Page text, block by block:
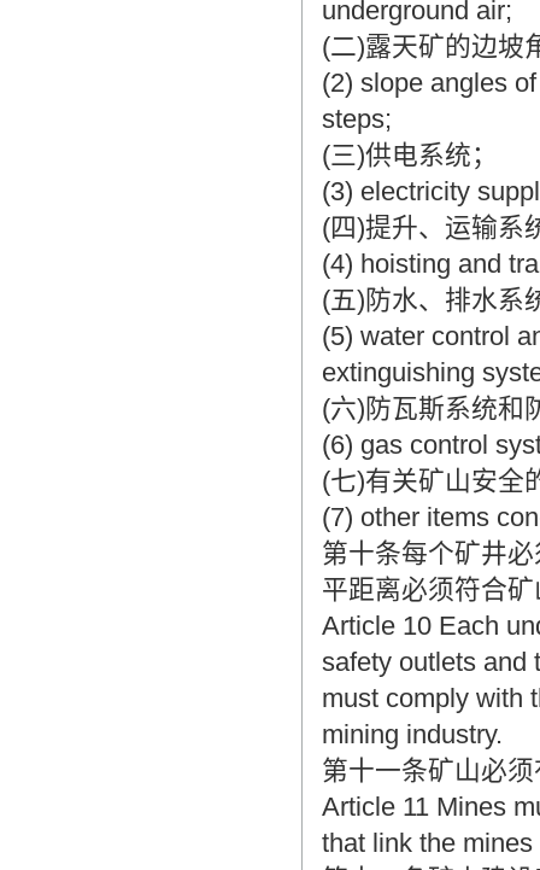
underground air;
(二)露天矿的边坡
(2) slope angles
steps;
(三)供电系统；
(3) electricity
(四)提升、运输系
(4) hoisting and
(五)防水、排水系
(5) water control
extinguishing
(六)防瓦斯系统和
(6) gas control
(七)有关矿山安全
(7) other items
第十条每个矿井
平距离必须符合
Article 10 Each
safety outlets and
must comply with
mining industry.
第十一条矿山必
Article 11 Mines
that link the